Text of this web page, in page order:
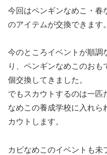
今回はペンギンなめこ・春
のアイテムが交換できます。
今のところイベントが順調
り、ペンギンなめこのおも
個交換してきました。
でもスカウトするのは一匹
なめこの養成学校に入れら
カウトします。
カビなめこのイベントも